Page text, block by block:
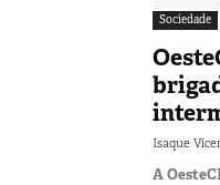
Sociedade
Isaque
A